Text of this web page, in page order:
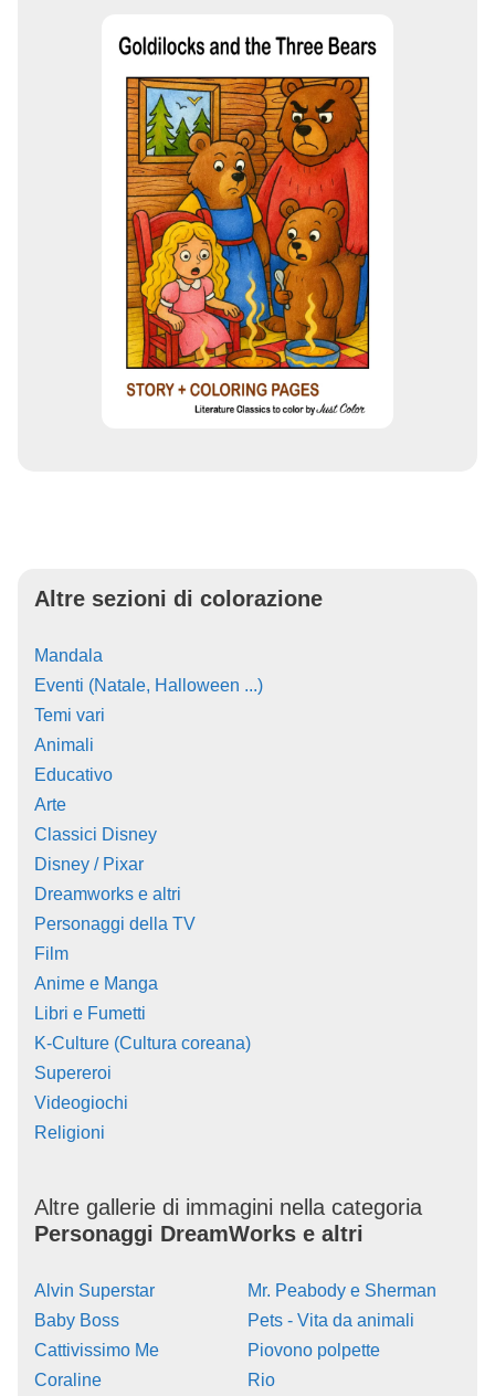
Altre sezioni di colorazione
Mandala
Eventi (Natale, Halloween ...)
Temi vari
Animali
Educativo
Arte
Classici Disney
Disney / Pixar
Dreamworks e altri
Personaggi della TV
Film
Anime e Manga
Libri e Fumetti
K-Culture (Cultura coreana)
Supereroi
Videogiochi
Religioni
Altre gallerie di immagini nella categoria
Personaggi DreamWorks e altri
Alvin Superstar
Baby Boss
Cattivissimo Me
Coraline
Mr. Peabody e Sherman
Pets - Vita da animali
Piovono polpette
Rio